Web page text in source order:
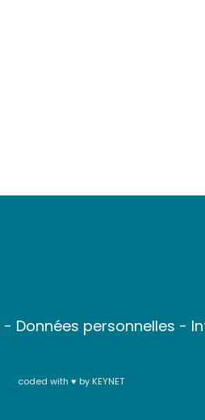
- Données personnelles -
coded with ♥ by KEYNET